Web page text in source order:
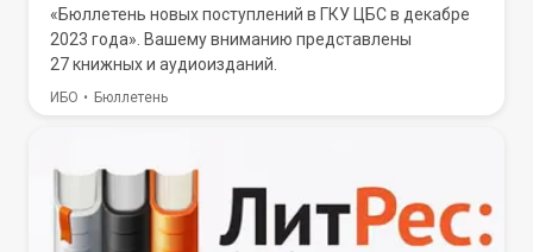
«Бюллетень новых поступлений в ГКУ ЦБС в декабре
2023 года». Вашему вниманию представлены
27 книжных и аудиоизданий.
ИБО Бюллетень